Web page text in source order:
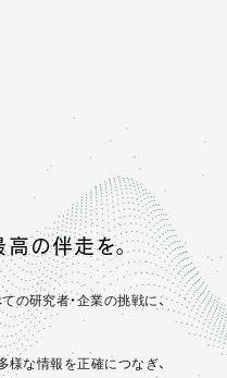
高の伴走を。
の研究者・企業の挑戦に、
様な情報を正確につなぎ、